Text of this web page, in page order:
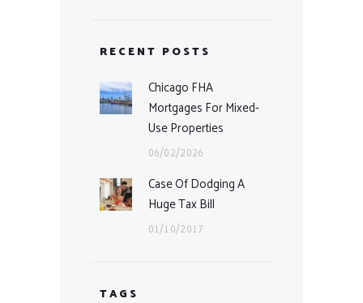
RECENT POSTS
Chicago FHA
Mortgages For Mixed-
Use Properties
06/02/2026
Case Of Dodging A
Huge Tax Bill
01/10/2017
TAGS